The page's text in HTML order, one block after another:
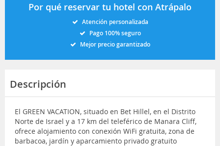
Por qué reservar tu hotel con Atrápalo
Atención personalizada
Pago 100% seguro
Mejor precio garantizado
Descripción
El GREEN VACATION, situado en Bet Hillel, en el Distrito
Norte de Israel y a 17 km del teleférico de Manara Cliff,
ofrece alojamiento con conexión WiFi gratuita, zona de
barbacoa, jardín y aparcamiento privado gratuito